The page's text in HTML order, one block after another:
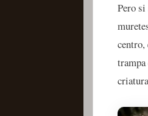
Pero
centro,